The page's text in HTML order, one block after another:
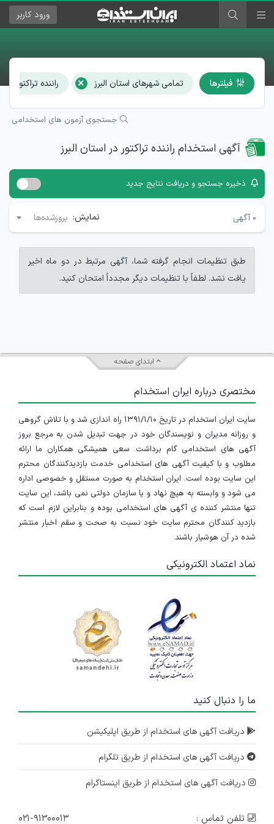
ورود کاربر
فیلترها تمامی شهرهای استان البرز × راننده تراکتور ×
جستجوی آزمون های استخدامی
آگهی استخدام راننده تراکتور در استان البرز
ذخیره جستجو و دریافت نتایج جدید
۰ آگهی نمایش: بروزشده‌ها
طبق تنظیمات انجام گرفته شما، آگهی مرتبط در دو ماه اخیر
یافت نشد. لطفاً با تنظیمات دیگر مجدداً امتحان کنید.
ابتدای صفحه
مختصری درباره ایران استخدام
سایت ایران استخدام در تاریخ ۱۳۹۱/۱/۱۰ راه اندازی شد و با تلاش گروهی
و روزانه مدیران و نویسندگان خود در جهت تبدیل شدن به مرجع بروز
آگهی های استخدامی گام برداشت. سعی همیشگی همکاران ما ارائه
مطلوب و با کیفیت آگهی های استخدامی خدمت بازدیدکنندگان محترم
این سایت بوده است. ایران استخدام به صورت مستقل و خصوصی اداره
می شود و وابسته به هیچ نهاد و یا سازمان دولتی نمی باشد، این سایت
تنها منتشر کننده ی آگهی های استخدامی بوده و بنابراین لازم است که
بازدید کنندگان محترم سایت خود نسبت به صحت و سقم اخبار منتشر
شده در آن هوشیار باشند.
نماد اعتماد الکترونیکی
ما را دنبال کنید
دریافت آگهی های استخدام از طریق اپلیکیشن
دریافت آگهی های استخدام از طریق تلگرام
دریافت آگهی های استخدام از طریق اینستاگرام
تلفن تماس : ۰۲۱-۹۱۳۰۰۰۱۳